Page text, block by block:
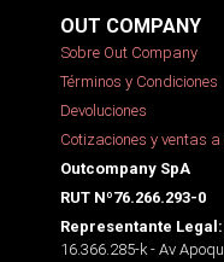
OUT COMPANY
Sobre Out Company
Términos y Condiciones
Devoluciones
Cotizaciones y ventas
Outcompany SpA
RUT Nº76.266.293-0
Representante Legal:
16.366.285-k - Av